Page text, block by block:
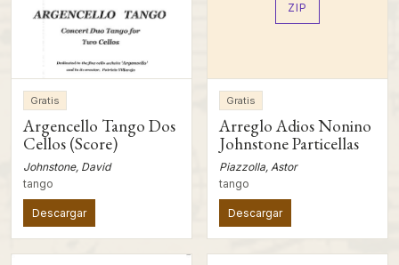
Gratis
Argencello Tango Dos
Cellos (Score)
Johnstone, David
tango
Descargar
ZIP
Gratis
Arreglo Adios Nonino
Johnstone Particellas
Piazzolla, Astor
tango
Descargar